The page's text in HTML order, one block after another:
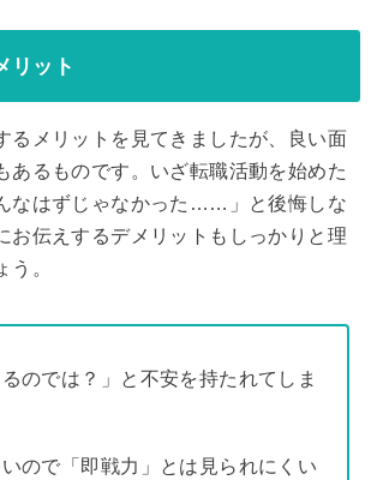
リット
るメリットを見てきましたが、良い面
あるものです。いざ転職活動を始めた
なはずじゃなかった……」と後悔しな
お伝えするデメリットもしっかりと理
う。
るのでは？」と不安を持たれてしま
ので「即戦力」とは見られにくい